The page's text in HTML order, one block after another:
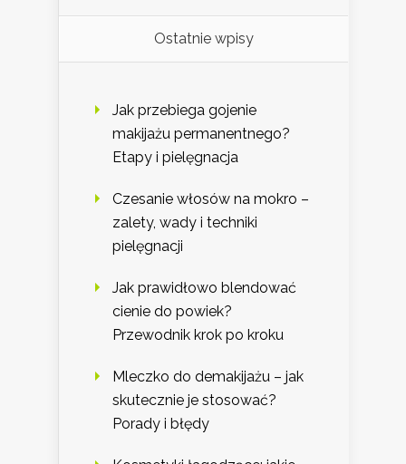
Ostatnie wpisy
Jak przebiega gojenie
makijażu permanentnego?
Etapy i pielęgnacja
Czesanie włosów na mokro –
zalety, wady i techniki
pielęgnacji
Jak prawidłowo blendować
cienie do powiek?
Przewodnik krok po kroku
Mleczko do demakijażu – jak
skutecznie je stosować?
Porady i błędy